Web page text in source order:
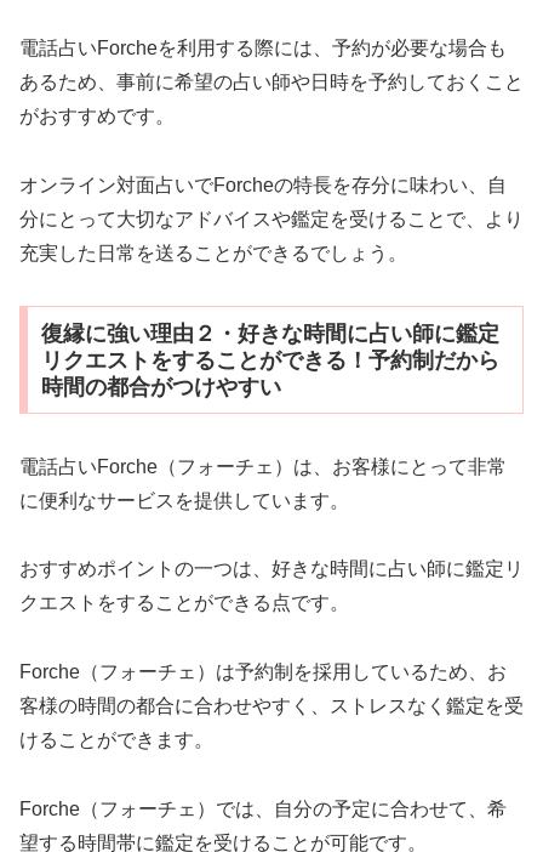
電話占いForcheを利用する際には、予約が必要な場合も
あるため、事前に希望の占い師や日時を予約しておくこと
がおすすめです。
オンライン対面占いでForcheの特長を存分に味わい、自
分にとって大切なアドバイスや鑑定を受けることで、より
充実した日常を送ることができるでしょう。
復縁に強い理由２・好きな時間に占い師に鑑定
リクエストをすることができる！予約制だから
時間の都合がつけやすい
電話占いForche（フォーチェ）は、お客様にとって非常
に便利なサービスを提供しています。
おすすめポイントの一つは、好きな時間に占い師に鑑定リ
クエストをすることができる点です。
Forche（フォーチェ）は予約制を採用しているため、お
客様の時間の都合に合わせやすく、ストレスなく鑑定を受
けることができます。
Forche（フォーチェ）では、自分の予定に合わせて、希
望する時間帯に鑑定を受けることが可能です。